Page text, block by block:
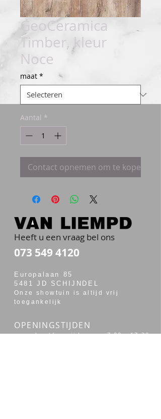
GeoCeramica
Timber, kleur
Noce
maat *
Aantal *
Contact opnemen om te kopen
Heeft u een vraag bel ons
073 549 4120
Europalaan 85
5481 JD SCHIJNDEL
Onze showtuin is altijd vrij
toegankelijk
OPENINGSTIJDEN
maandag t/m vrijdag van 7:00 - 17:30